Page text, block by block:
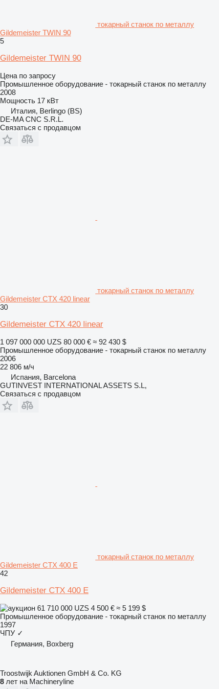
токарный станок по металлу
Gildemeister TWIN 90
5
Gildemeister TWIN 90
Цена по запросу
Промышленное оборудование - токарный станок по металлу
2008
Мощность 17 кВт
Италия, Berlingo (BS)
DE-MA CNC S.R.L.
Связаться с продавцом
токарный станок по металлу
Gildemeister CTX 420 linear
30
Gildemeister CTX 420 linear
1 097 000 000 UZS 80 000 € ≈ 92 430 $
Промышленное оборудование - токарный станок по металлу
2006
22 806 м/ч
Испания, Barcelona
GUTINVEST INTERNATIONAL ASSETS S.L,
Связаться с продавцом
токарный станок по металлу
Gildemeister CTX 400 E
42
Gildemeister CTX 400 E
61 710 000 UZS 4 500 € ≈ 5 199 $
Промышленное оборудование - токарный станок по металлу
1997
ЧПУ ✓
Германия, Boxberg
Troostwijk Auktionen GmbH & Co. KG
8 лет на Machineryline